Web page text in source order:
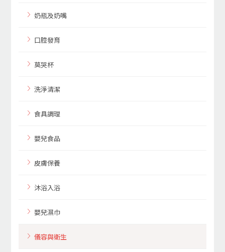
奶瓶及奶嘴
口腔發育
莫哭杯
洗淨清潔
食具調理
嬰兒食品
皮膚保養
沐浴入浴
嬰兒濕巾
儀容與衛生